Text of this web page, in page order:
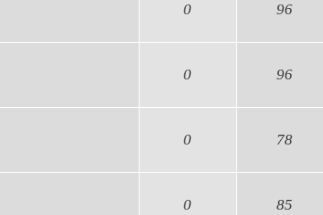
0 96
0 96
0 78
0 85